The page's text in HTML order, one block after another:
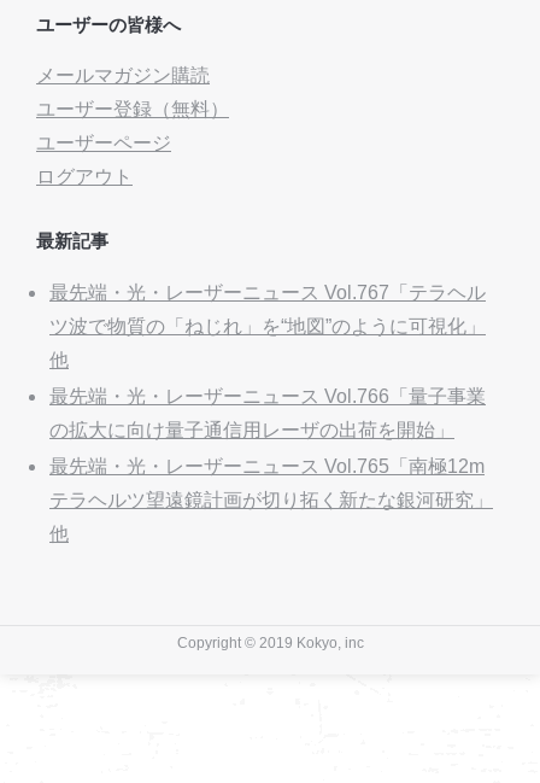
ユーザーの皆様へ
メールマガジン購読
ユーザー登録（無料）
ユーザーページ
ログアウト
最新記事
最先端・光・レーザーニュース Vol.767「テラヘル
ツ波で物質の「ねじれ」を“地図”のように可視化」
他
最先端・光・レーザーニュース Vol.766「量子事業
の拡大に向け量子通信用レーザの出荷を開始」
最先端・光・レーザーニュース Vol.765「南極12m
テラヘルツ望遠鏡計画が切り拓く新たな銀河研究」
他
Copyright © 2019 Kokyo, inc